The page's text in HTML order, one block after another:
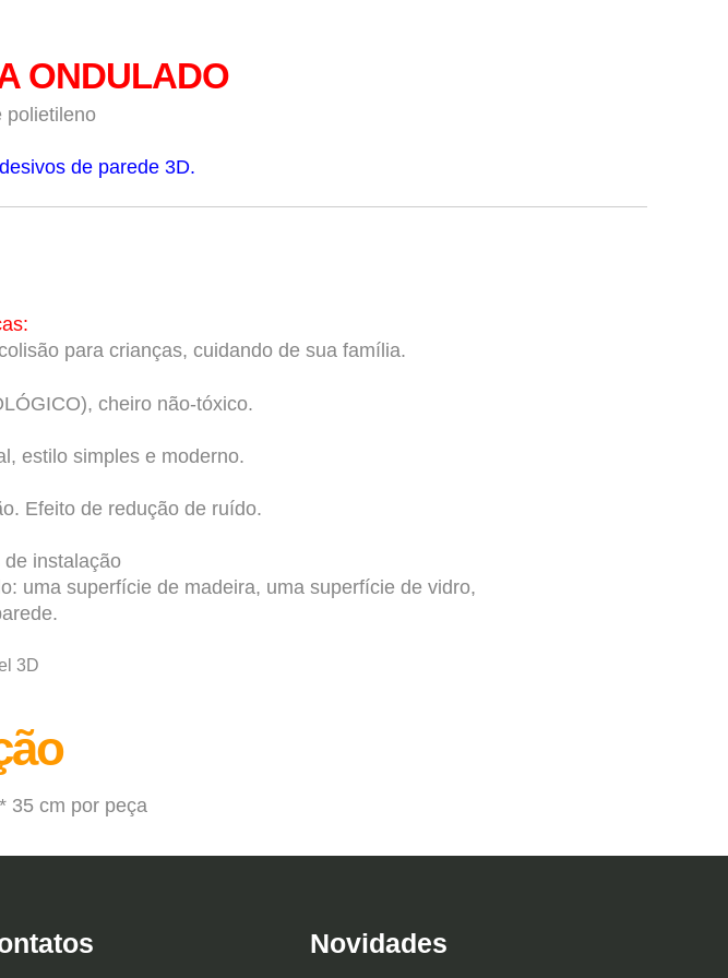
ONDULADO
polietileno
de parede 3D.
para crianças, cuidando de sua família.
cheiro não-tóxico.
estilo simples e moderno.
Efeito de redução de ruído.
instalação
uma superfície de madeira, uma superfície de vidro,
3D
35 cm por peça
Novidades